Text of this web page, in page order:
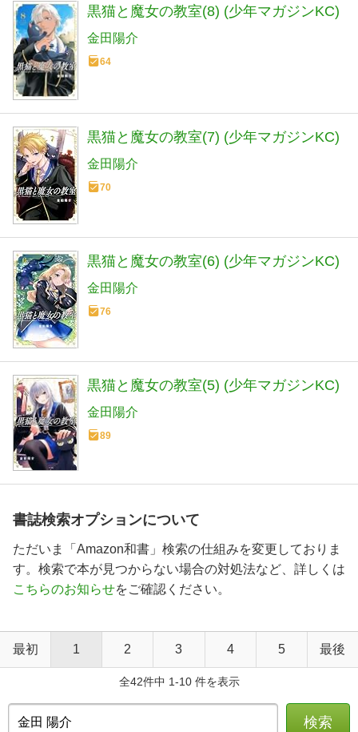
黒猫と魔女の教室(8) (少年マガジンKC)
金田陽介
64
黒猫と魔女の教室(7) (少年マガジンKC)
金田陽介
70
黒猫と魔女の教室(6) (少年マガジンKC)
金田陽介
76
黒猫と魔女の教室(5) (少年マガジンKC)
金田陽介
89
書誌検索オプションについて
ただいま「Amazon和書」検索の仕組みを変更しておりま
す。検索で本が見つからない場合の対処法など、詳しくは
こちらのお知らせをご確認ください。
最初 1 2 3 4 5 最後
全42件中 1-10 件を表示
検索